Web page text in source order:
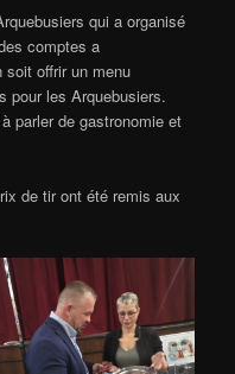
qui a organisé
comptes a
soit offrir un menu
pour les Arquebusiers.
parler de gastronomie et
de tir ont été remis aux